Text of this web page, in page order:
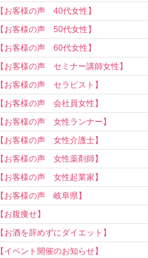
【お客様の声 40代女性】
【お客様の声 50代女性】
【お客様の声 60代女性】
【お客様の声 セミナー講師女性】
【お客様の声 セラピスト】
【お客様の声 会社員女性】
【お客様の声 女性ランナー】
【お客様の声 女性介護士】
【お客様の声 女性薬剤師】
【お客様の声 女性起業家】
【お客様の声 岐阜県】
【お腹痩せ】
【お酒を辞めずにダイエット】
【イベント開催のお知らせ】